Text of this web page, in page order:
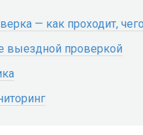
— как проходит,
выездной проверкой